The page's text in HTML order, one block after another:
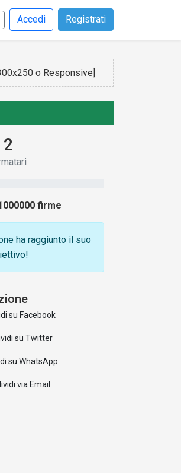
Accedi Registrati
o Responsive]
2
firme
ha raggiunto il suo
su Facebook
su Twitter
su WhatsApp
via Email